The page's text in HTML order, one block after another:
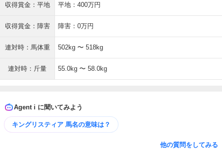
収得賞金：平地 平地：400万円
収得賞金：障害 障害：0万円
連対時：馬体重 502kg 〜 518kg
連対時：斤量 55.0kg 〜 58.0kg
Agent i に聞いてみよう
キングリスティア 馬名の意味は？
他の質問をしてみる